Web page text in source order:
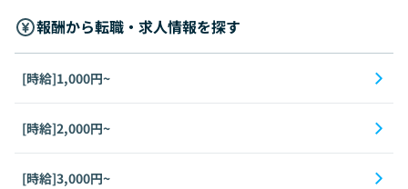
報酬から転職・求人情報を探す
[時給]1,000円~
[時給]2,000円~
[時給]3,000円~